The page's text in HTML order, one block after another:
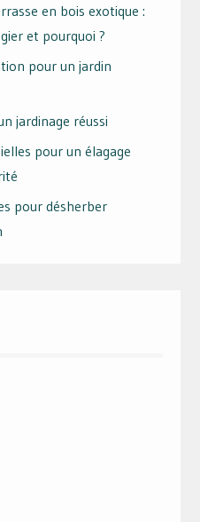
en bois exotique :
et pourquoi ?
pour un jardin
jardinage réussi
pour un élagage
pour désherber